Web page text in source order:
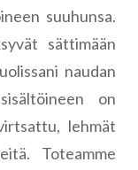
suuhunsa.
sättimään
naudan
on
lehmät
Toteamme